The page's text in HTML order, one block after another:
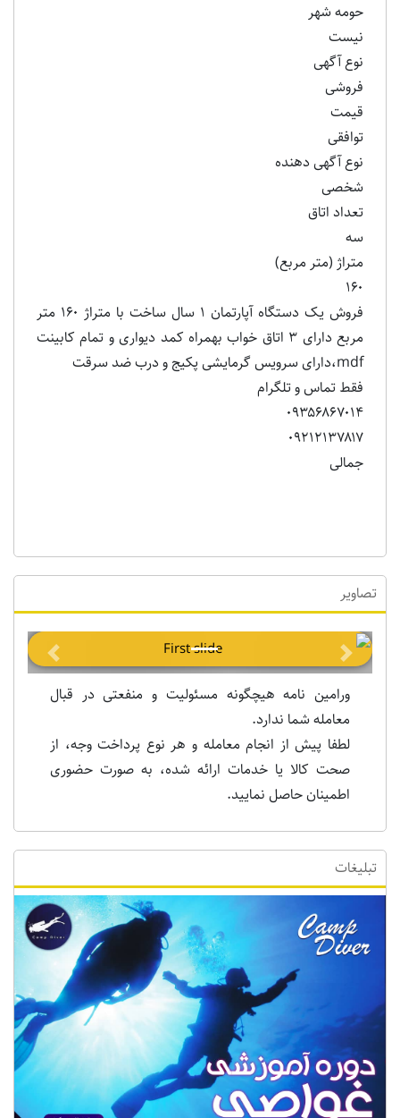
حومه شهر
نیست
نوع آگهی
فروشی
قیمت
توافقی
نوع آگهی دهنده
شخصی
تعداد اتاق
سه
متراژ (متر مربع)
۱۶۰
فروش یک دستگاه آپارتمان ۱ سال ساخت با متراژ ۱۶۰ متر
مربع دارای ۳ اتاق خواب بهمراه کمد دیواری و تمام کابینت
mdf،دارای سرویس گرمایشی پکیج و درب ضد سرقت
فقط تماس و تلگرام
۰۹۳۵۶۸۶۷۰۱۴
۰۹۲۱۲۱۳۷۸۱۷
جمالی
تصاویر
Next
ورامین نامه هیچگونه مسئولیت و منفعتی در قبال
معامله شما ندارد.
لطفا پیش از انجام معامله و هر نوع پرداخت وجه، از
صحت کالا یا خدمات ارائه شده، به صورت حضوری
اطمینان حاصل نمایید.
تبلیغات